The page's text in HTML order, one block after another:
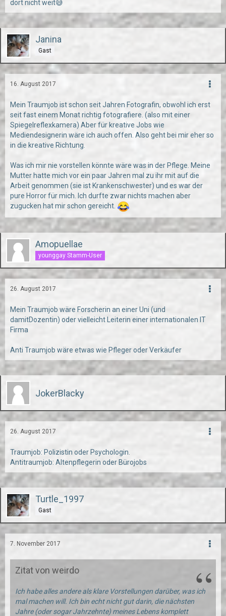
dort nicht weit😅
Janina
Gast
16. August 2017
Mein Traumjob ist schon seit Jahren Fotografin, obwohl ich erst
seit fast einem Monat richtig fotografiere. (also mit einer
Spiegelreflexkamera) Aber für kreative Jobs wie
Mediendesignerin wäre ich auch offen. Also geht bei mir eher so
in die kreative Richtung.
Was ich mir nie vorstellen könnte wäre was in der Pflege. Meine
Mutter hatte mich vor ein paar Jahren mal zu ihr mit auf die
Arbeit genommen (sie ist Krankenschwester) und es war der
pure Horror für mich. Ich durfte zwar nichts machen aber
zugucken hat mir schon gereicht.
Amopuellae
younggay Stamm-User
26. August 2017
Mein Traumjob wäre Forscherin an einer Uni (und
damitDozentin) oder vielleicht Leiterin einer internationalen IT
Firma
Anti Traumjob wäre etwas wie Pfleger oder Verkäufer
JokerBlacky
26. August 2017
Traumjob: Polizistin oder Psychologin.
Antitraumjob: Altenpflegerin oder Bürojobs
Turtle_1997
Gast
7. November 2017
Zitat von weirdo
Ich habe alles andere als klare Vorstellungen darüber, was ich
mal machen will. Ich bin echt nicht gut darin, die nächsten
Jahre (oder sogar Jahrzehnte) meines Lebens komplett